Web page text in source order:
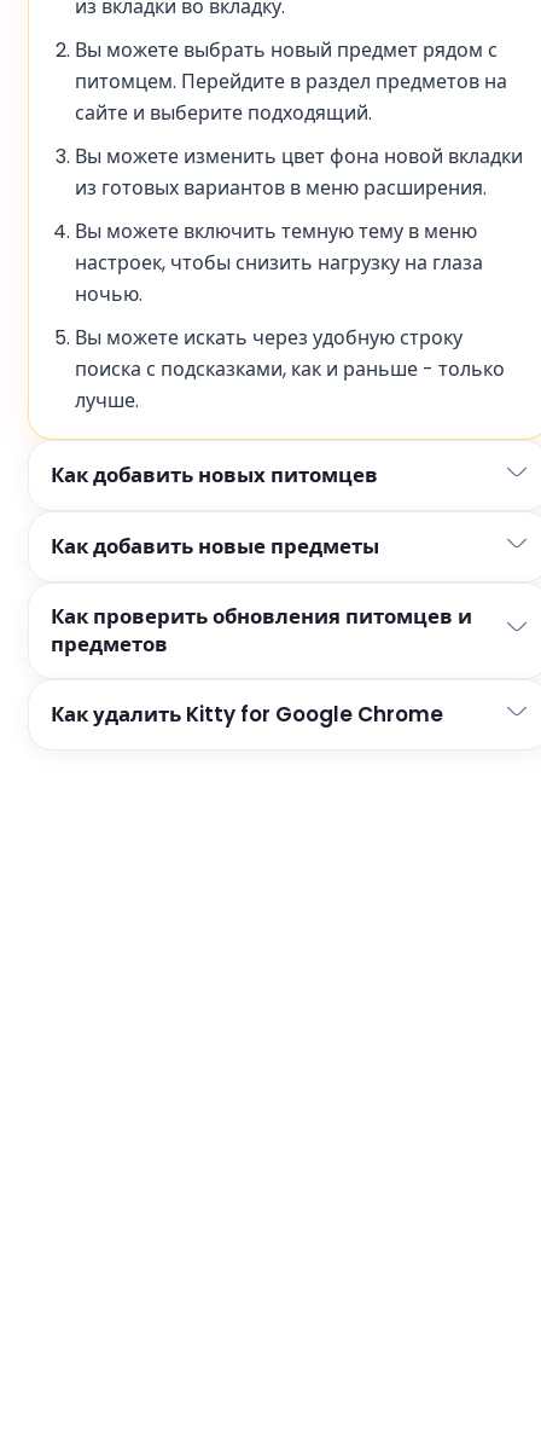
из вкладки во вкладку.
Вы можете выбрать новый предмет рядом с
питомцем. Перейдите в раздел предметов на
сайте и выберите подходящий.
Вы можете изменить цвет фона новой вкладки
из готовых вариантов в меню расширения.
Вы можете включить темную тему в меню
настроек, чтобы снизить нагрузку на глаза
ночью.
Вы можете искать через удобную строку
поиска с подсказками, как и раньше - только
лучше.
Как добавить новых питомцев
Как добавить новые предметы
Как проверить обновления питомцев и
предметов
Как удалить Kitty for Google Chrome